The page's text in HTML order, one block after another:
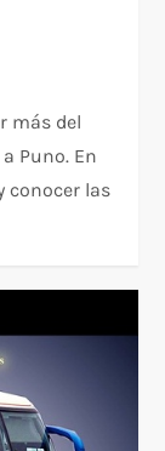
más del
Puno. En
conocer las